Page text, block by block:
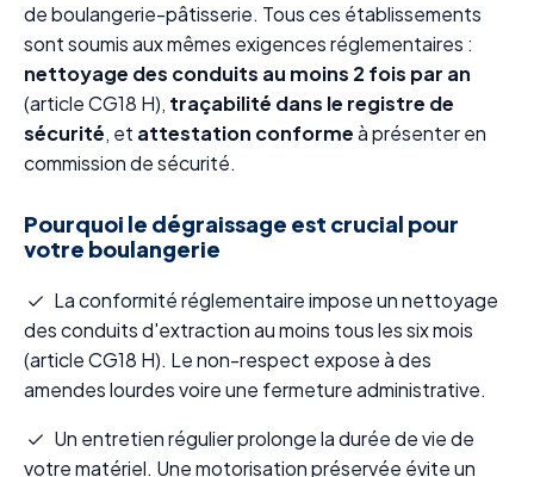
de boulangerie-pâtisserie. Tous ces établissements
sont soumis aux mêmes exigences réglementaires :
nettoyage des conduits au moins 2 fois par an
(article CG18 H), traçabilité dans le registre de
sécurité, et attestation conformeà présenter en
commission de sécurité.
Pourquoi le dégraissage est crucial pour
votre boulangerie
La conformité réglementaire impose un nettoyage
des conduits d'extraction au moins tous les six mois
(article CG18 H). Le non-respect expose à des
amendes lourdes voire une fermeture administrative.
Un entretien régulier prolonge la durée de vie de
votre matériel. Une motorisation préservée évite un